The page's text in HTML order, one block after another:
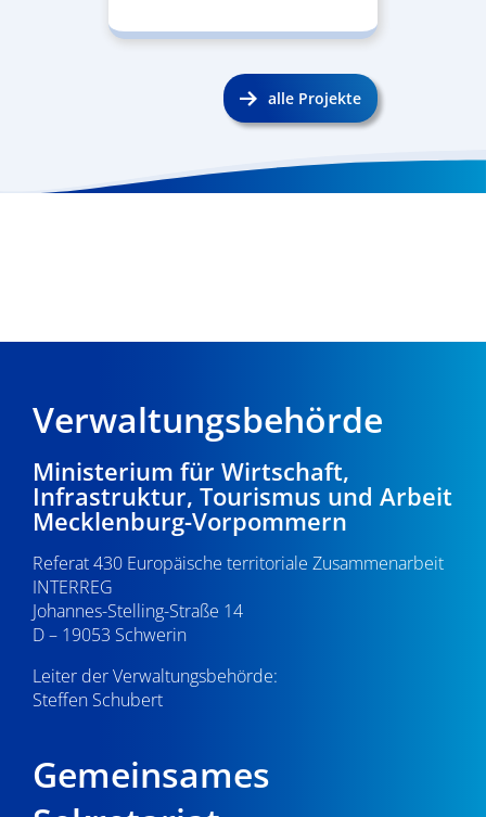
alle Projekte
Verwaltungsbehörde
Ministerium für Wirtschaft,
Infrastruktur, Tourismus und Arbeit
Mecklenburg-Vorpommern
Referat 430 Europäische territoriale Zusammenarbeit
INTERREG
Johannes-Stelling-Straße 14
D – 19053 Schwerin
Leiter der Verwaltungsbehörde:
Steffen Schubert
Gemeinsames